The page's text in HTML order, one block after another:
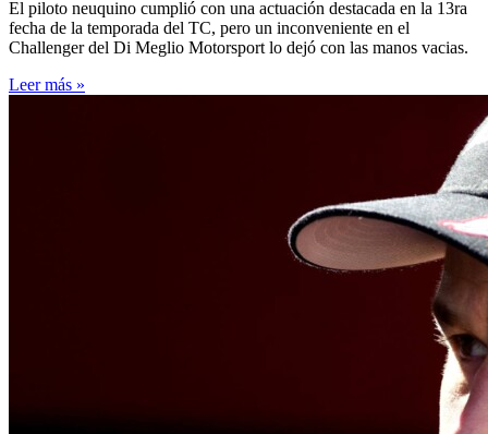
El piloto neuquino cumplió con una actuación destacada en la 13ra
fecha de la temporada del TC, pero un inconveniente en el
Challenger del Di Meglio Motorsport lo dejó con las manos vacias.
Leer más »